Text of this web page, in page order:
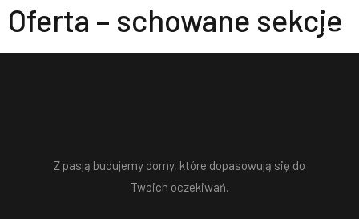
Oferta – schowane sekcje
Z pasją budujemy domy, które dopasowują się do
Twoich oczekiwań.